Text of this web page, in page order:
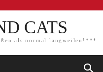
CATS
als normal langweilen!***